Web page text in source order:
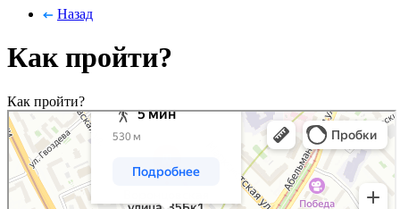
Назад
Как пройти?
Как пройти?